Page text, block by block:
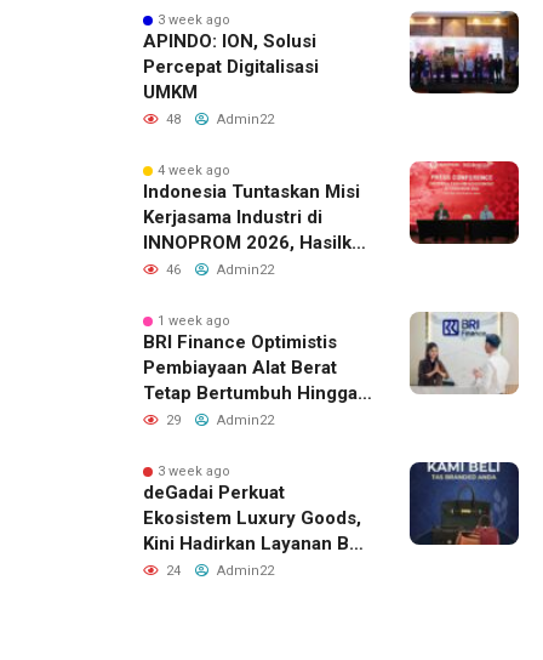
3 week ago
APINDO: ION, Solusi
Percepat Digitalisasi
UMKM
48 Admin22
4 week ago
Indonesia Tuntaskan Misi
Kerjasama Industri di
INNOPROM 2026, Hasilkan
Belasan Kerja Sama
46 Admin22
1 week ago
BRI Finance Optimistis
Pembiayaan Alat Berat
Tetap Bertumbuh Hingga
Akhir 2026
29 Admin22
3 week ago
deGadai Perkuat
Ekosistem Luxury Goods,
Kini Hadirkan Layanan Beli
Tas, Titip Jual, dan Gadai
24 Admin22